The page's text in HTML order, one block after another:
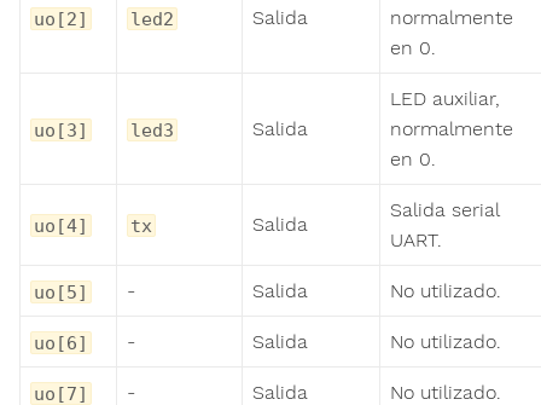
uo[2] led2 Salida
normalmente
en 0.
uo[3] led3 Salida
LED auxiliar,
normalmente
en 0.
uo[4] tx Salida
Salida serial
UART.
uo[5] - Salida No utilizado.
uo[6] - Salida No utilizado.
uo[7] - Salida No utilizado.